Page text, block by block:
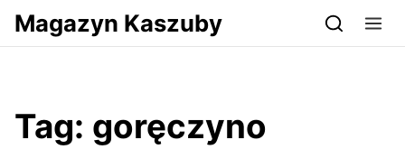
Przejdź do serwisu magazynkaszuby.pl
Magazyn Kaszuby
Tag: goręczyno